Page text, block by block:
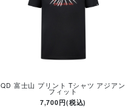
QD 富士山 プリント Tシャツ アジアン
フィット
7,700円(税込)